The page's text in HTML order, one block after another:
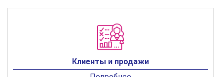
Клиенты и продажи